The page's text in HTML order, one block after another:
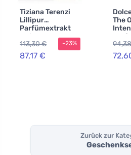
Tiziana Terenzi
Lillipur
Parfümextrakt
Unisex 100 ml
113,30 €
87,17 €
-23%
The
Zurück zur